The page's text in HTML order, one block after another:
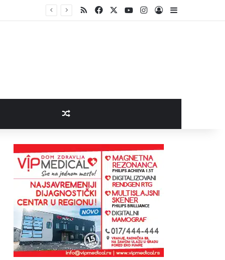
RSSFacebookYouTubeInstagram
Log InSidebar
Random Article